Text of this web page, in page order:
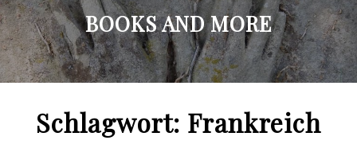
BOOKS AND MORE
Schlagwort: Frankreich